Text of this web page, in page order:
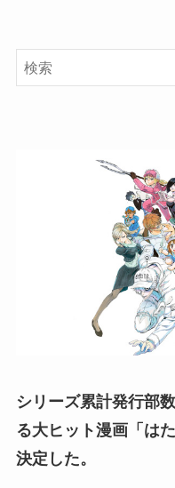
シリーズ累計発行部
る大ヒット漫画「は
決定した。